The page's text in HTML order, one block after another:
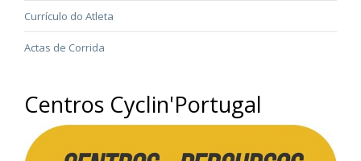
Currículo do Atleta
Actas de Corrida
Centros Cyclin'Portugal